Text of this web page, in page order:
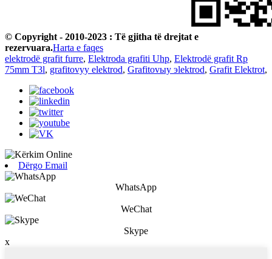
© Copyright - 2010-2023 : Të gjitha të drejtat e
rezervuara.Harta e faqes
elektrodë grafit furre, Elektroda grafiti Uhp, Elektrodë grafit Rp
75mm T3l, grafitovyy elektrod, Grafitovыy эlektrod, Grafit Elektrot,
Dërgo Email
WhatsApp
WeChat
Skype
x